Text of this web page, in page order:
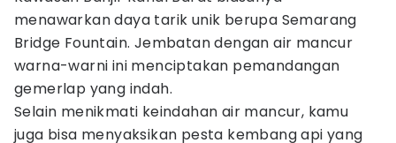
menawarkan daya tarik unik berupa Semarang
Bridge Fountain. Jembatan dengan air mancur
warna-warni ini menciptakan pemandangan
gemerlap yang indah.
Selain menikmati keindahan air mancur, kamu
juga bisa menyaksikan pesta kembang api yang